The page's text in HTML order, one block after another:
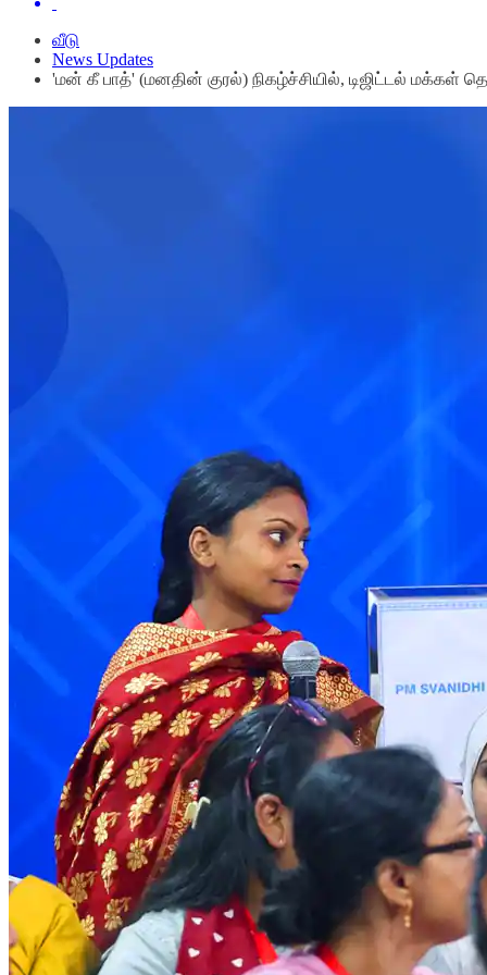
வீடு
News Updates
'மன் கீ பாத்' (மனதின் குரல்) நிகழ்ச்சியில், டிஜிட்டல் மக்கள்